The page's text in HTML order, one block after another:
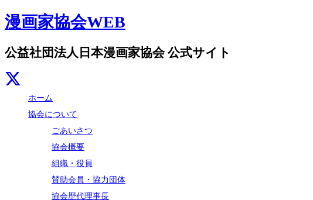
漫画家協会WEB
公益社団法人日本漫画家協会 公式サイト
ホーム
協会について
ごあいさつ
協会概要
組織・役員
賛助会員・協力団体
協会歴代理事長